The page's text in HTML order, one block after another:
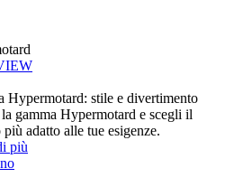
Hypermotard: stile e divertimento
gamma Hypermotard e scegli il
adatto alle tue esigenze.
più